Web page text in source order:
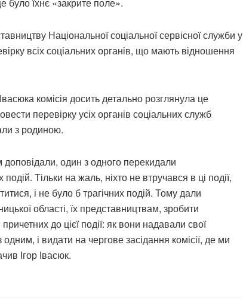
їхнє «закрите поле».
Національної соціальної сервісної служби у
всіх соціальних органів, що мають відношення
комісія досить детально розглянула це
перевірку усіх органів соціальних служб
з родиною.
доповідали, один з одного перекидали
Тільки на жаль, ніхто не втручався в ці події,
і не було б трагічних подій. Тому дали
області, їх представництвам, зробити
до цієї події: як вони надавали свої
і видати на чергове засідання комісії, де ми
Ігор Івасюк.